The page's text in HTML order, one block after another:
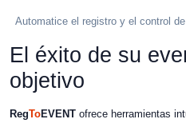
Automatice el registro y el control
El éxito de su
objetivo
RegToEVENT ofrece herramientas